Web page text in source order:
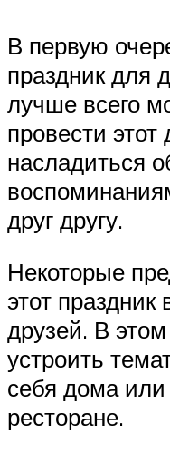
В первую
праздник для
лучше всего
провести
насладиться
друг другу.
Некоторые
этот праздник
друзей. В
устроить
себя дома или
ресторане.